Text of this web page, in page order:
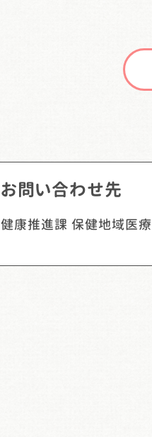
お問い合わせ先
健康推進課 保健地域医